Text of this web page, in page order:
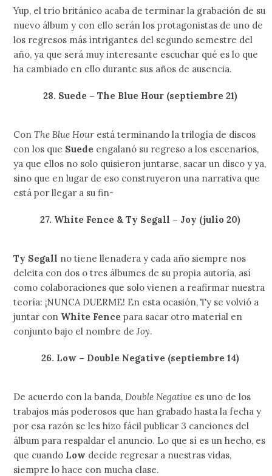
Yup, el trío británico acaba de terminar la grabación de su
nuevo álbum y con ello serán los protagonistas de uno de
los regresos más intrigantes del segundo semestre del
año, ya que será muy interesante escuchar qué es lo que
ha cambiado en ello durante sus años de ausencia.
28. Suede – The Blue Hour (septiembre 21)
ConThe Blue Hour está terminando la trilogía de discos
con los que Suede engalanó su regreso a los escenarios,
ya que ellos no solo quisieron juntarse, sacar un disco y ya,
sino que en lugar de eso construyeron una narrativa que
está por llegar a su fin-
27. White Fence & Ty Segall – Joy (julio 20)
Ty Segall no tiene llenadera y cada año siempre nos
deleita con dos o tres álbumes de su propia autoría, así
como colaboraciones que solo vienen a reafirmar nuestra
teoría: ¡NUNCA DUERME! En esta ocasión, Ty se volvió a
juntar con White Fence para sacar otro material en
conjunto bajo el nombre deJoy.
26. Low – Double Negative (septiembre 14)
De acuerdo con la banda, Double Negative es uno de los
trabajos más poderosos que han grabado hasta la fecha y
por esa razón se les hizo fácil publicar 3 canciones del
álbum para respaldar el anuncio. Lo que sí es un hecho, es
que cuando Low decide regresar a nuestras vidas,
siempre lo hace con mucha clase.